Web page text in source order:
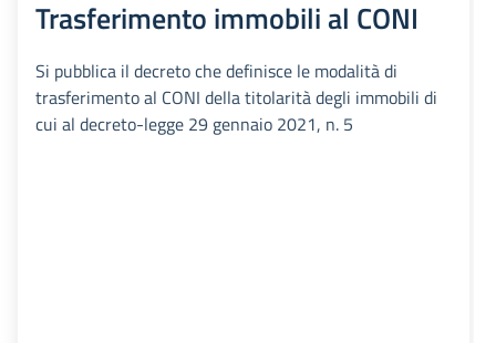
Trasferimento immobili al CONI
Si pubblica il decreto che definisce le modalità di
trasferimento al CONI della titolarità degli immobili di
cui al decreto-legge 29 gennaio 2021, n. 5